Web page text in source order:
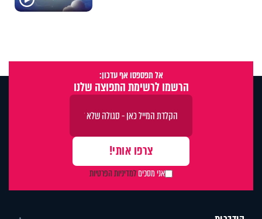
אל תפספסו אף עדכון:
הרשמו לרשימת התפוצה שלנו
אני מסכיםלמדיניות הפרטיות